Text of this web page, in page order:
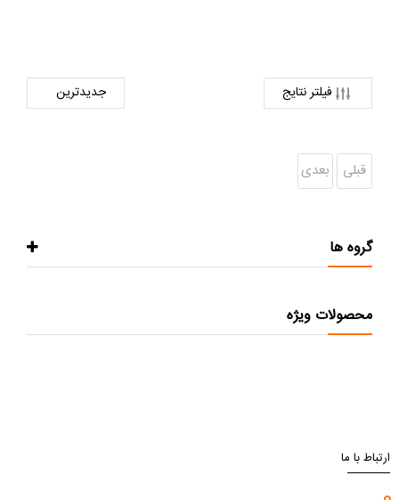
فیلتر نتایج
قبلی بعدی
گروه ها
محصولات ویژه
ارتباط با ما